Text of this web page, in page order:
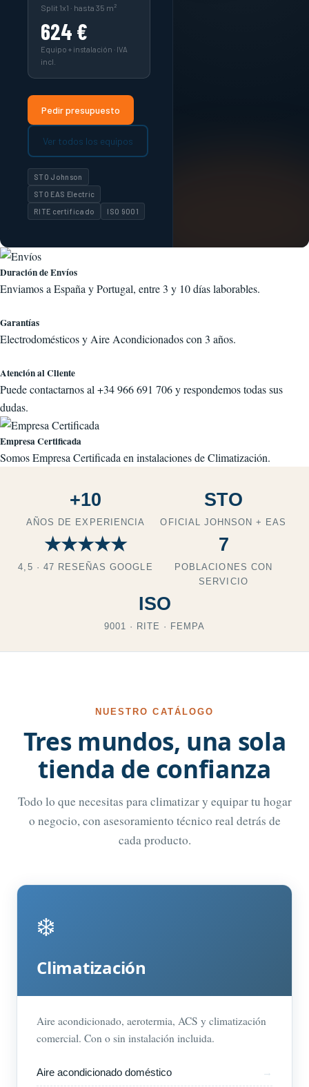
Split 1x1 · hasta 35 m²
624 €
Equipo + instalación · IVA
incl.
Pedir presupuesto
Ver todos los equipos
STO Johnson
STO EAS Electric
RITE certificado
ISO 9001
Duración de Envíos
Enviamos a España y Portugal, entre 3 y 10 días laborables.
Garantías
Electrodomésticos y Aire Acondicionados con 3 años.
Atención al Cliente
Puede contactarnos al +34 966 691 706 y respondemos todas sus
dudas.
Empresa Certificada
Somos Empresa Certificada en instalaciones de Climatización.
+10
AÑOS DE EXPERIENCIA
STO
OFICIAL JOHNSON + EAS
★★★★★
4,5 · 47 RESEÑAS GOOGLE
7
POBLACIONES CON
SERVICIO
ISO
9001 · RITE · FEMPA
NUESTRO CATÁLOGO
Tres mundos, una sola
tienda de confianza
Todo lo que necesitas para climatizar y equipar tu hogar
o negocio, con asesoramiento técnico real detrás de
cada producto.
❄️
Climatización
Aire acondicionado, aerotermia, ACS y climatización
comercial. Con o sin instalación incluida.
Aire acondicionado doméstico